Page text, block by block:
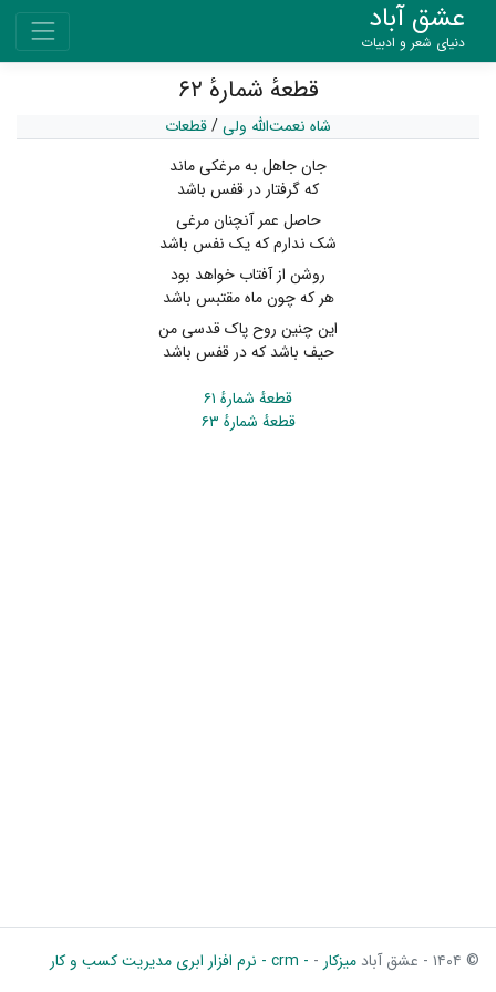
عشق آباد
دنیای شعر و ادبیات
قطعهٔ شمارهٔ ۶۲
شاه نعمت‌الله ولی/قطعات
جان جاهل به مرغکی ماند
که گرفتار در قفس باشد
حاصل عمر آنچنان مرغی
شک ندارم که یک نفس باشد
روشن از آفتاب خواهد بود
هر که چون ماه مقتبس باشد
این چنین روح پاک قدسی من
حیف باشد که در قفس باشد
قطعهٔ شمارهٔ ۶۱
قطعهٔ شمارهٔ ۶۳
© ۱۴۰۴ - عشق آباد میزکار - - crm - نرم افزار ابری مدیریت کسب و کار